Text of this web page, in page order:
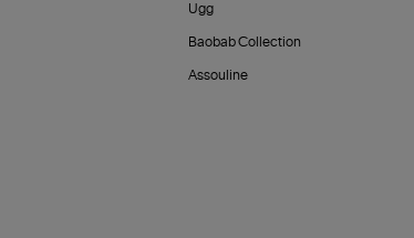
Ugg
Baobab Collection
Assouline